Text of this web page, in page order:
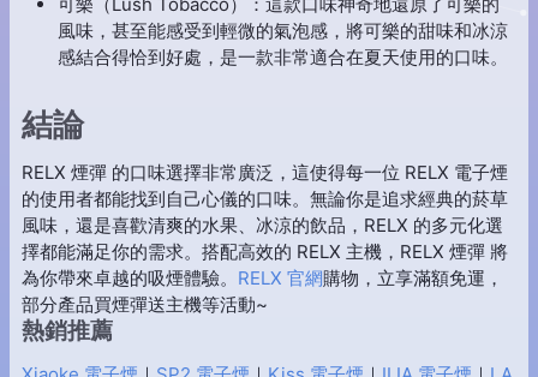
風味，甚至能感受到輕微的氣泡感，將可樂的甜味和冰涼
感結合得恰到好處，是一款非常適合在夏天使用的口味。
結論
RELX 煙彈 的口味選擇非常廣泛，這使得每一位 RELX 電子煙
的使用者都能找到自己心儀的口味。無論你是追求經典的菸草
風味，還是喜歡清爽的水果、冰涼的飲品，RELX 的多元化選
擇都能滿足你的需求。搭配高效的 RELX 主機，RELX 煙彈 將
為你帶來卓越的吸煙體驗。 RELX 官網購物，立享滿額免運，
部分產品買煙彈送主機等活動~
熱銷推薦